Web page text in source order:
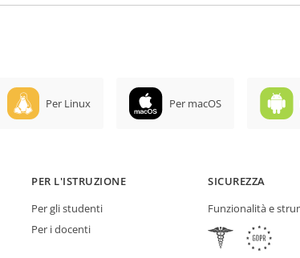
Per Linux Per macOS
PER L'ISTRUZIONE
Per gli studenti
Per i docenti
SICUREZZA
Funzionalità e